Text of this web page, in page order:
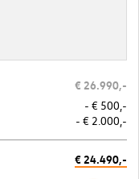
€ 26.990,-
- € 500,-
- € 2.000,-
€ 24.490,-